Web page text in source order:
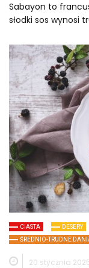
Sabayon to
słodki sos wynosi
CIASTA DESERY
ŚREDNIO-TRUDNE
20 stycznia